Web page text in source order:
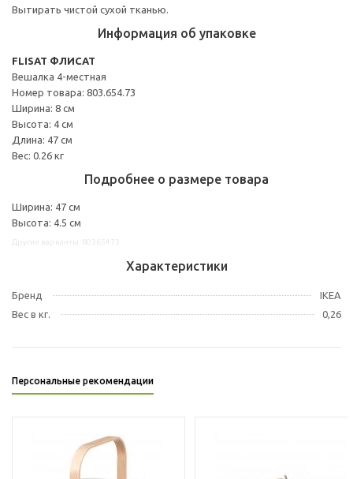
Вытирать чистой сухой тканью.
Информация об упаковке
FLISAT ФЛИСАТ
Вешалка 4-местная
Номер товара: 803.654.73
Ширина: 8 см
Высота: 4 см
Длина: 47 см
Вес: 0.26 кг
Подробнее о размере товара
Ширина: 47 см
Высота: 4.5 см
Характеристики
Бренд
IKEA
Вес в кг.
0,26
Персональные рекомендации